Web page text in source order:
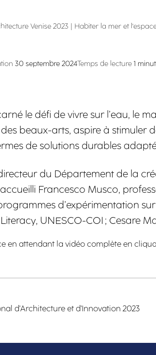
Venise 2023 | Habiter la mer et
30 septembre 2024Temps de lecture 1
le défi de vivre sur l’eau, le
beaux-arts, aspire à stimuler
de solutions durables
du Département de la
Francesco Musco,
d’expérimentation
UNESCO-COI ; Cesare
en attendant la vidéo complète en
d'Architecture et d'Innovation 2023